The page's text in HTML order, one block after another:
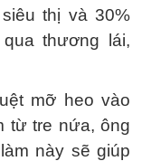
thị và 30%
thương lái,
mỡ heo vào
từ tre nứa, ông
này sẽ giúp